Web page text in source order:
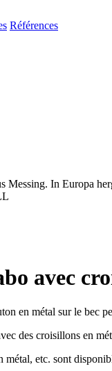
Références
avec
en métal sur le bec
des croisillons en
métal, etc. sont